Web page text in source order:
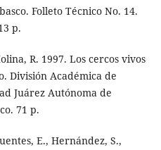
Folleto Técnico No. 14.
p.
R. 1997. Los cercos vivos
División Académica de
Juárez Autónoma de
71 p.
E., Hernández, S.,